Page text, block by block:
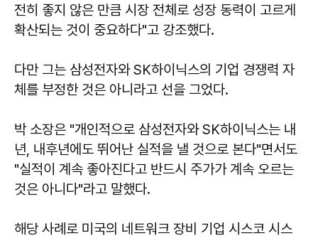
전히 좋지 않은 만큼 시장 전체로 성장 동력이 고르게
확산되는 것이 중요하다"고 강조했다.
다만 그는 삼성전자와 SK하이닉스의 기업 경쟁력 자
체를 부정한 것은 아니라고 선을 그었다.
박 소장은 "개인적으로 삼성전자와 SK하이닉스는 내
년, 내후년에도 뛰어난 실적을 낼 것으로 본다"면서도
"실적이 계속 좋아진다고 반드시 주가가 계속 오르는
것은 아니다"라고 말했다.
해당 사례로 미국의 네트워크 장비 기업 시스코 시스